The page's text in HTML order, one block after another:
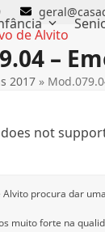
–
2017 »
not
Alvito procura dar
muito forte na